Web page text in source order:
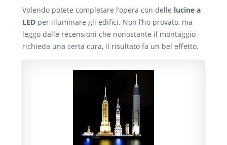
Volendo potete completare l’opera con delle lucine a
LED per illuminare gli edifici. Non l’ho provato, ma
leggo dalle recensioni che nonostante il montaggio
richieda una certa cura, il risultato fa un bel effetto.